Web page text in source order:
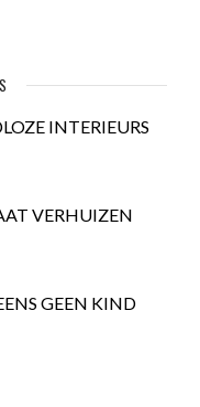
INTERIEURS
VERHUIZEN
GEEN KIND